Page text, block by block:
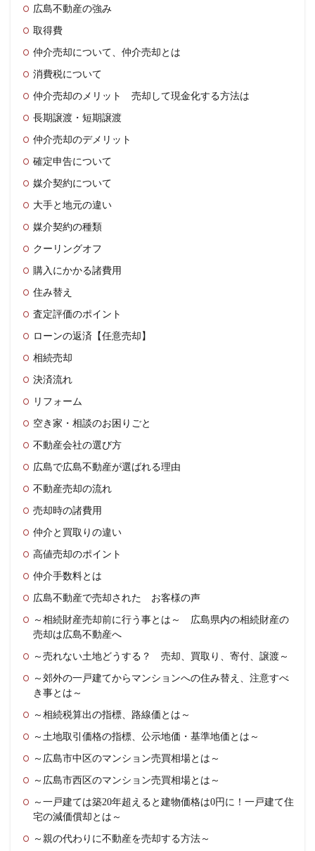
広島不動産の強み
取得費
仲介売却について、仲介売却とは
消費税について
仲介売却のメリット 売却して現金化する方法は
長期譲渡・短期譲渡
仲介売却のデメリット
確定申告について
媒介契約について
大手と地元の違い
媒介契約の種類
クーリングオフ
購入にかかる諸費用
住み替え
査定評価のポイント
ローンの返済【任意売却】
相続売却
決済流れ
リフォーム
空き家・相談のお困りごと
不動産会社の選び方
広島で広島不動産が選ばれる理由
不動産売却の流れ
売却時の諸費用
仲介と買取りの違い
高値売却のポイント
仲介手数料とは
広島不動産で売却された お客様の声
～相続財産売却前に行う事とは～ 広島県内の相続財産の
売却は広島不動産へ
～売れない土地どうする？ 売却、買取り、寄付、譲渡～
～郊外の一戸建てからマンションへの住み替え、注意すべ
き事とは～
～相続税算出の指標、路線価とは～
～土地取引価格の指標、公示地価・基準地価とは～
～広島市中区のマンション売買相場とは～
～広島市西区のマンション売買相場とは～
～一戸建ては築20年超えると建物価格は0円に！一戸建て住
宅の減価償却とは～
～親の代わりに不動産を売却する方法～